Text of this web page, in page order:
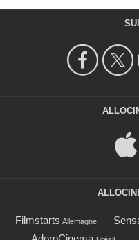
Filmstarts Allemagne